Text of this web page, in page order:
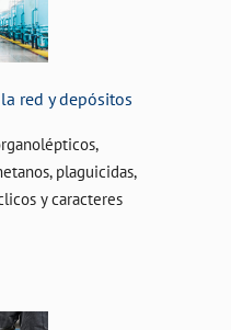
red y depósitos
plaguicidas,
y caracteres